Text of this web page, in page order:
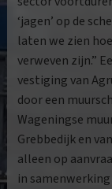
‘jagen’ op de
laten we zien
verweven zijn.”
vestiging van
door een
Wageningse
Grebbedijk en
alleen op
in